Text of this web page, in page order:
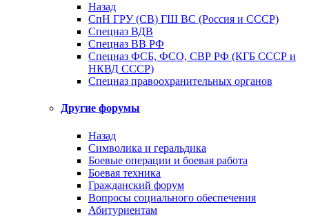
Назад
СпН ГРУ (СВ) ГШ ВС (Россия и СССР)
Спецназ ВДВ
Спецназ ВВ РФ
Спецназ ФСБ, ФСО, СВР РФ (КГБ СССР и
НКВД СССР)
Спецназ правоохранительных органов
Другие форумы
Назад
Символика и геральдика
Боевые операции и боевая работа
Боевая техника
Гражданский форум
Вопросы социального обеспечения
Абитуриентам